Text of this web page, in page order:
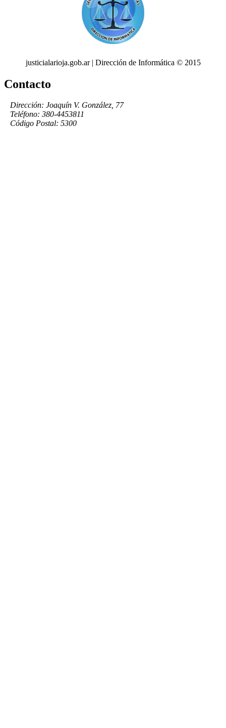
justicialarioja.gob.ar | Dirección de Informática © 2015
Contacto
Dirección: Joaquín V. González, 77
Teléfono: 380-4453811
Código Postal: 5300